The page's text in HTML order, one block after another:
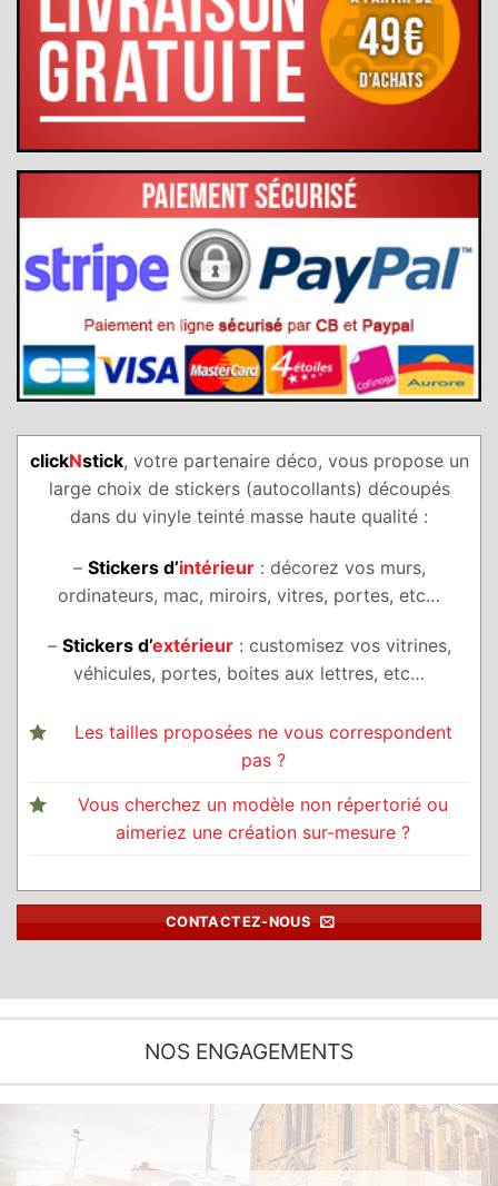
Livraison gratuite à partir de 49€ d'achats (hors frais port).
(avec ou sans compte)
clickNstick, votre partenaire déco, vous propose un
large choix de stickers (autocollants) découpés
dans du vinyle teinté masse haute qualité :
– Stickersd’intérieur: décorez vos murs,
ordinateurs, mac, miroirs, vitres, portes, etc…
– Stickersd’extérieur: customisez vos vitrines,
véhicules, portes, boites aux lettres, etc…
Les tailles proposées ne vous correspondent
pas ?
Vous cherchez un modèle non répertorié ou
aimeriez une création sur-mesure ?
CONTACTEZ-NOUS
NOS ENGAGEMENTS